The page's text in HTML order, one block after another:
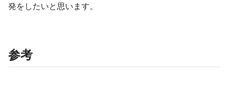
発をしたいと思います。
参考